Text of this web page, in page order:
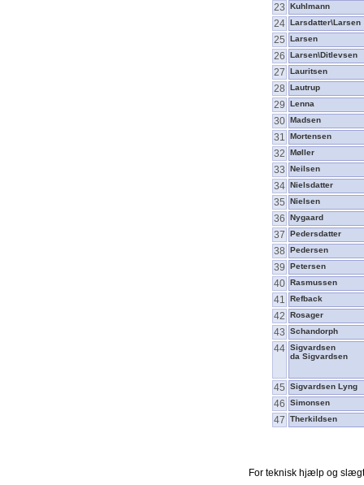
23 Kuhlmann
24 Larsdatter\Larsen
25 Larsen
26 Larsen\Ditlevsen
27 Lauritsen
28 Lautrup
29 Lenna
30 Madsen
31 Mortensen
32 Møller
33 Neilsen
34 Nielsdatter
35 Nielsen
36 Nygaard
37 Pedersdatter
38 Pedersen
39 Petersen
40 Rasmussen
41 Refback
42 Rosager
43 Schandorph
44 Sigvardsen
da Sigvardsen
45 Sigvardsen Lyng
46 Simonsen
47 Therkildsen
For teknisk hjælp og